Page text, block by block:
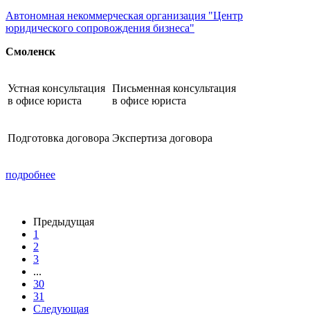
Автономная некоммерческая организация "Центр
юридического сопровождения бизнеса"
Смоленск
Устная консультация
в офисе юриста
Письменная консультация
в офисе юриста
Подготовка договора Экспертиза договора
подробнее
Предыдущая
1
2
3
...
30
31
Следующая